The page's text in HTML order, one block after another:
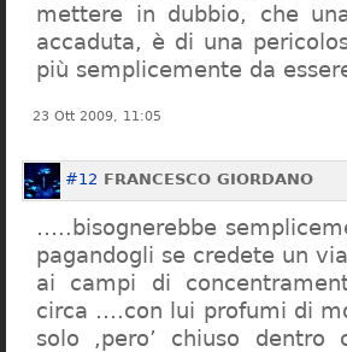
mettere in dubbio, che
accaduta, è di una
più semplicemente da
23 Ott 2009, 11:05
#12 FRANCESCO GIORDANO
…..bisognerebbe
pagandogli se credete un
ai campi di
circa ….con lui profumi di
solo ,pero’ chiuso dentro